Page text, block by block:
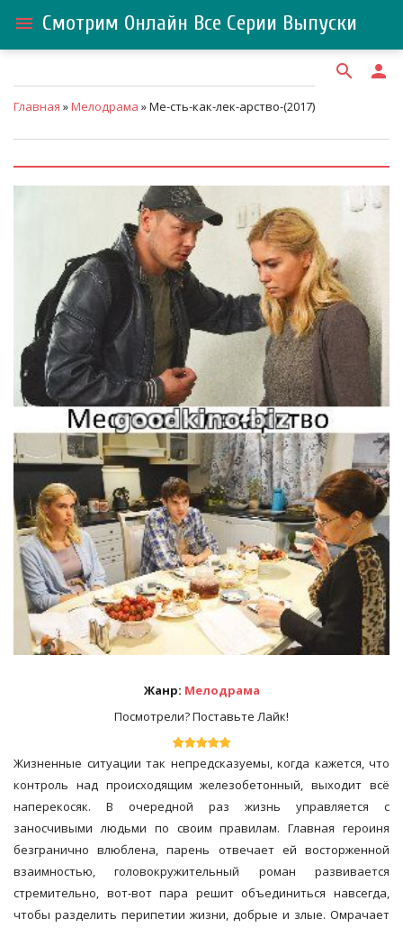
menu Смотрим Онлайн Все Серии Выпуски
search person
Главная »Мелодрама » Ме-сть-как-лек-арство-(2017)
Жанр: Мелодрама
Посмотрели? Поставьте Лайк!
Жизненные ситуации так непредсказуемы, когда кажется, что
контроль над происходящим железобетонный, выходит всё
наперекосяк. В очередной раз жизнь управляется с
заносчивыми людьми по своим правилам. Главная героиня
безгранично влюблена, парень отвечает ей восторженной
взаимностью, головокружительный роман развивается
стремительно, вот-вот пара решит объединиться навсегда,
чтобы разделить перипетии жизни, добрые и злые. Омрачает